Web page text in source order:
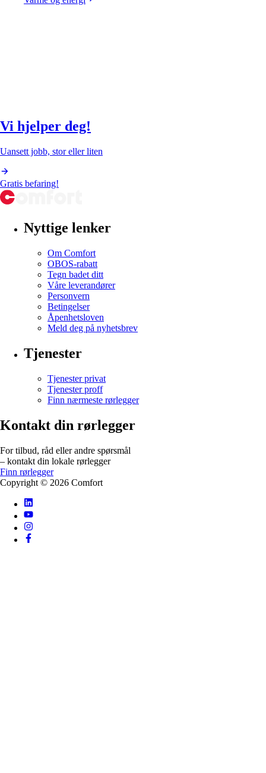
Vi hjelper deg!
Uansett jobb, stor eller liten
Gratis befaring!
Nyttige lenker
Om Comfort
OBOS-rabatt
Tegn badet ditt
Våre leverandører
Personvern
Betingelser
Åpenhetsloven
Meld deg på nyhetsbrev
Tjenester
Tjenester privat
Tjenester proff
Finn nærmeste rørlegger
Kontakt din rørlegger
For tilbud, råd eller andre spørsmål
– kontakt din lokale rørlegger
Finn rørlegger
Copyright © 2026 Comfort